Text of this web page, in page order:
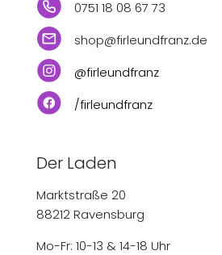
0751 18 08 67 73
shop@firleundfranz.de
@firleundfranz
/firleundfranz
Der Laden
Marktstraße 20
88212 Ravensburg
Mo-Fr: 10-13 & 14-18 Uhr